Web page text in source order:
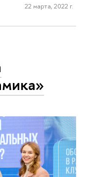
22 марта, 2022 г.